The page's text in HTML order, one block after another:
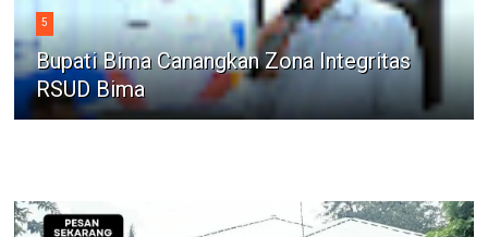
5
Bupati Bima Canangkan Zona Integritas
RSUD Bima